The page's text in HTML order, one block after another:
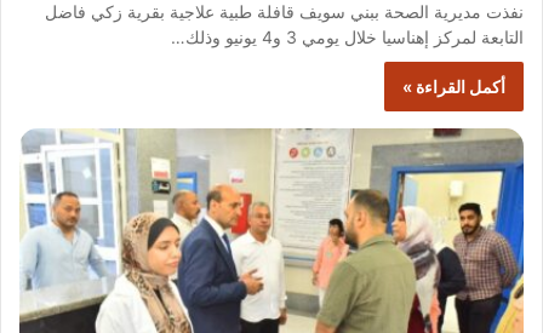
نفذت مديرية الصحة ببني سويف قافلة طبية علاجية بقرية زكي فاضل
التابعة لمركز إهناسيا خلال يومي 3 و4 يونيو وذلك…
أكمل القراءة »